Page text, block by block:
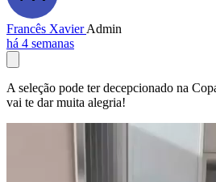
Francês XavierAdmin
há 4 semanas
A seleção pode ter decepcionado na
vai te dar muita alegria!